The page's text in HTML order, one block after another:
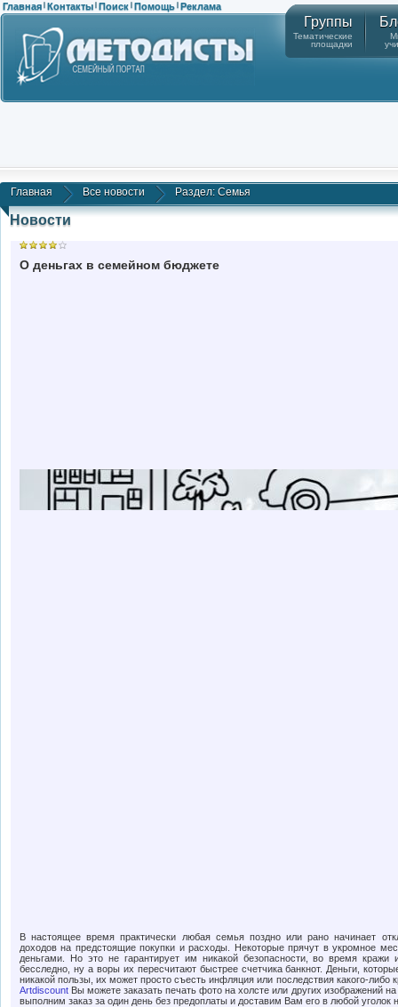
Главная | Контакты | Поиск | Помощь | Реклама
Группы
Тематические
площадки
Главная Все новости Раздел: Семья
Новости
О деньгах в семейном бюджете
В настоящее время практически любая семья поздно или рано начинает
доходов на предстоящие покупки и расходы. Некоторые прячут в укромное
деньгами. Но это не гарантирует им никакой безопасности, во время кражи
бесследно, ну а воры их пересчитают быстрее счетчика банкнот. Деньги,
никакой пользы, их может просто съесть инфляция или последствия какого-либо
Artdiscount Вы можете заказать печать фото на холсте или других изображений
выполним заказ за один день без предоплаты и доставим Вам его в любой уголок